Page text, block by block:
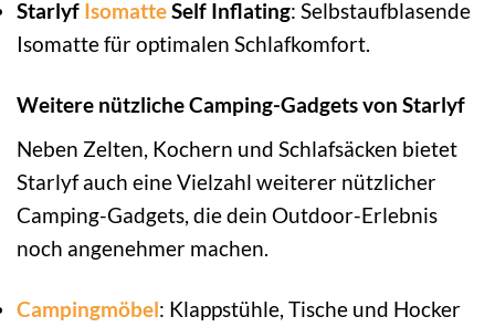
Starlyf IsomatteSelf Inflating: Selbstaufblasende
Isomatte für optimalen Schlafkomfort.
Weitere nützliche Camping-Gadgets von Starlyf
Neben Zelten, Kochern und Schlafsäcken bietet
Starlyf auch eine Vielzahl weiterer nützlicher
Camping-Gadgets, die dein Outdoor-Erlebnis
noch angenehmer machen.
Campingmöbel: Klappstühle, Tische und Hocker